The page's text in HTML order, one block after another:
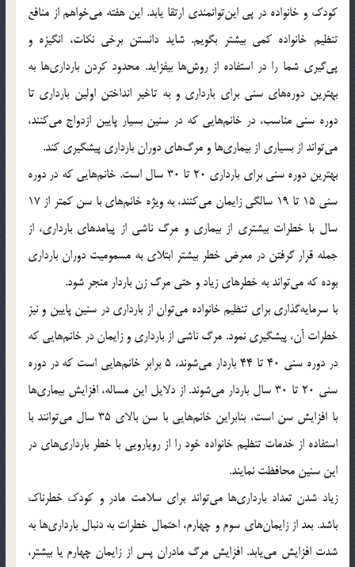
کودک و خانواده در پي اين‌توانمندي ارتقا يابد. اين هفته مي‌خواهم از منافع
تنظيم خانواده کمي بيشتر بگويم. شايد دانستن برخي نکات، انگيزه و
پي‌گيري شما را در استفاده از روش‌ها بيفزايد. محدود کردن بارداري‌ها به
بهترين دوره‌هاي سني براي بارداري و به تاخير انداختن اولين بارداري تا
دوره سني مناسب، در خانم‌هايي که در سنين بسيار پايين ازدواج مي‌کنند،
مي‌تواند از بسياري از بيماري‌ها و مرگ‌هاي دوران بارداري پيشگيري کند.
بهترين دوره سني براي بارداري 20 تا 30 سال است. خانم‌هايي که در دوره
سني 15 تا 19 سالگي زايمان مي‌کنند، به ويژه خانم‌هاي با سن کمتر از 17
سال با خطرات بيشتري از بيماري و مرگ ناشي از پيامدهاي بارداري، از
جمله قرار گرفتن در معرض خطر بيشتر ابتلاي به مسموميت دوران بارداري
بوده که مي‌تواند به خطرهاي زياد و حتي مرگ زن باردار منجر شود.
با سرمايه‌گذاري براي تنظيم خانواده مي‌توان از بارداري در سنين پايين و نيز
خطرات آن، پيشگيري نمود. مرگ ناشي از بارداري و زايمان در خانم‌هايي که
در دوره سني 40 تا 44 باردار مي‌شوند، 5 برابر خانم‌هايي است که در دوره
سني 20 تا 30 سال باردار مي‌شوند. از دلايل اين مساله، افزايش بيماري‌ها
با افزايش سن است، بنابراين خانم‌هايي با سن بالاي 35 سال مي‌توانند با
استفاده از خدمات تنظيم خانواده خود را از رويارويي با خطر بارداري‌هاي در
اين سنين محافظت نمايند.
زياد شدن تعداد بارداري‌ها مي‌تواند براي سلامت مادر و کودک خطرناک
باشد. بعد از زايمان‌هاي سوم و چهارم، احتمال خطرات به دنبال بارداري‌ها به
شدت افزايش مي‌يابد. افزايش مرگ مادران پس از زايمان چهارم يا بيشتر،